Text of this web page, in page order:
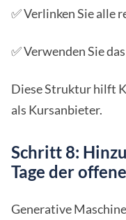
✅ Verlinken Sie alle
✅ Verwenden Sie das
Diese Struktur hilft
als Kursanbieter.
Schritt 8:
Tage der
Generative